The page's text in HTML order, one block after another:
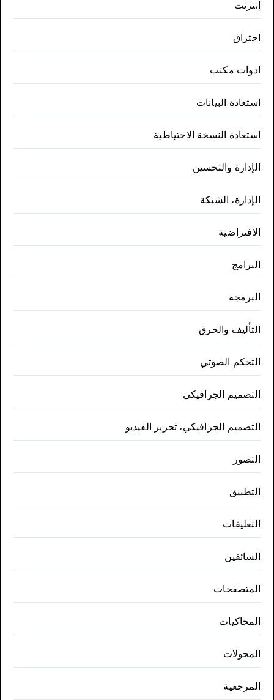
إنترنت
احتراق
ادوات مكتب
استعادة البيانات
استعادة النسخة الاحتياطية
الإدارة والتحسين
الإدارة، الشبكة
الافتراضية
البرامج
البرمجة
التأليف والحرق
التحكم الصوتي
التصميم الجرافيكي
التصميم الجرافيكي، تحرير الفيديو
التصور
التطبيق
التعليقات
السائقين
المتصفحات
المحاكيات
المحولات
المرجعية